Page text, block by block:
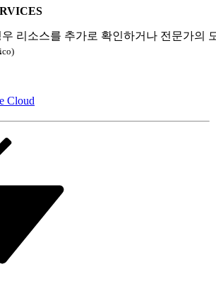
리소스를 추가로 확인하거나 전문가의
Cloud